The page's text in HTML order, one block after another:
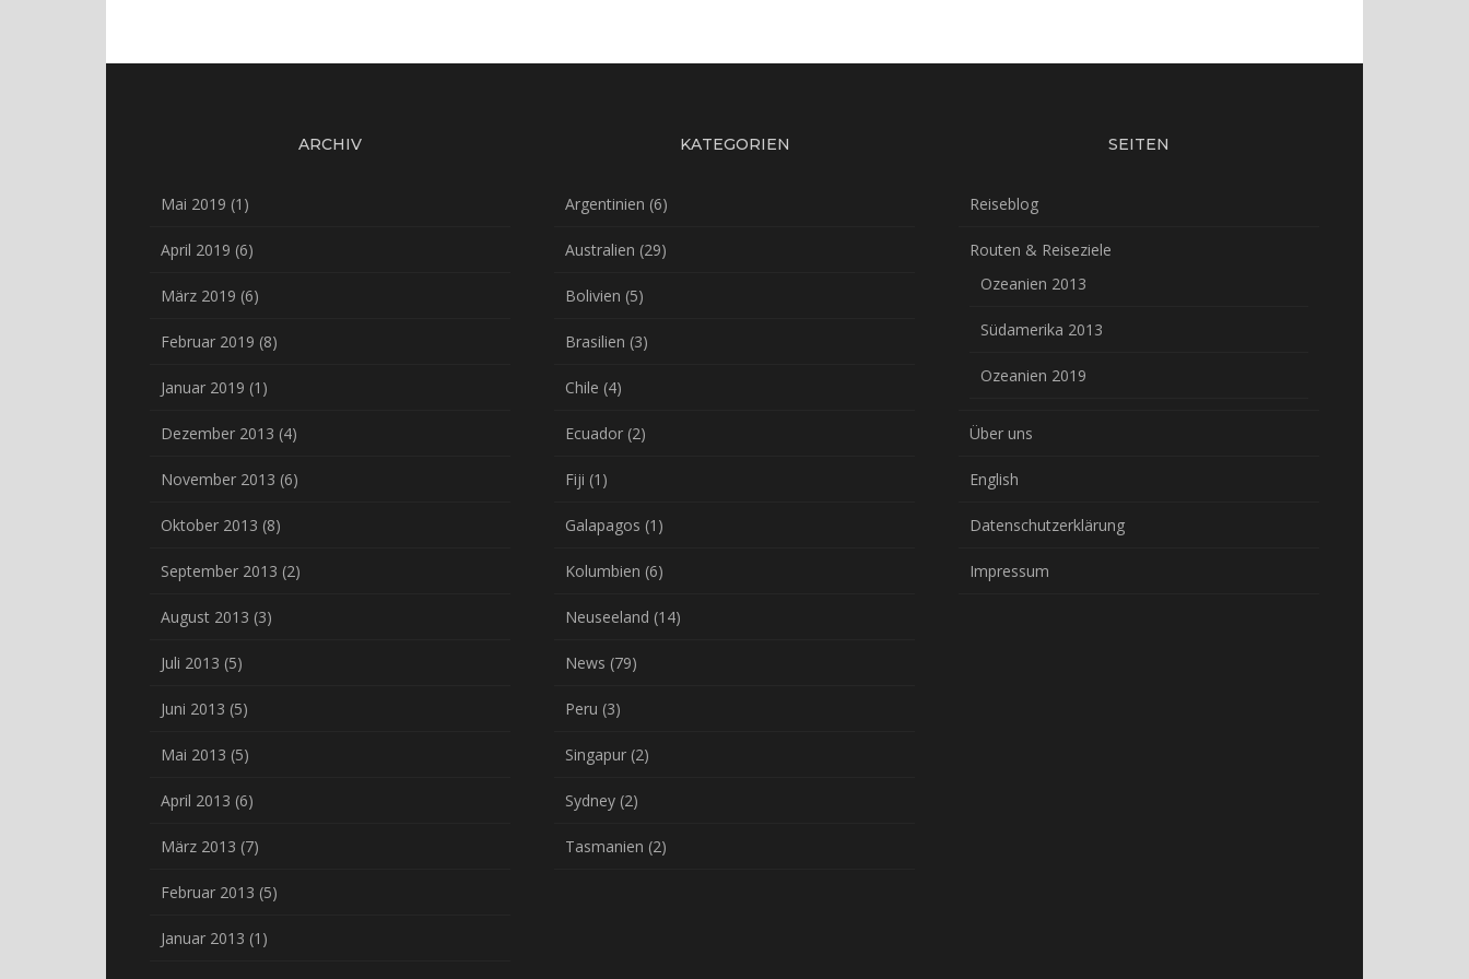
ARCHIV
Mai 2019 (1)
April 2019 (6)
März 2019 (6)
Februar 2019 (8)
Januar 2019 (1)
Dezember 2013 (4)
November 2013 (6)
Oktober 2013 (8)
September 2013 (2)
August 2013 (3)
Juli 2013 (5)
Juni 2013 (5)
Mai 2013 (5)
April 2013 (6)
März 2013 (7)
Februar 2013 (5)
Januar 2013 (1)
KATEGORIEN
Argentinien (6)
Australien (29)
Bolivien (5)
Brasilien (3)
Chile (4)
Ecuador (2)
Fiji (1)
Galapagos (1)
Kolumbien (6)
Neuseeland (14)
News (79)
Peru (3)
Singapur (2)
Sydney (2)
Tasmanien (2)
SEITEN
Reiseblog
Routen & Reiseziele
Ozeanien 2013
Südamerika 2013
Ozeanien 2019
Über uns
English
Datenschutzerklärung
Impressum